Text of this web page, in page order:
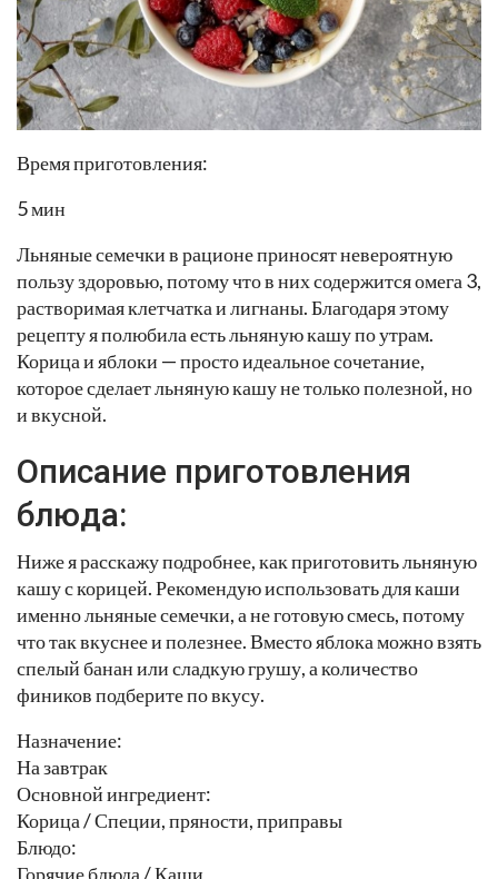
Время приготовления:
5 мин
Льняные семечки в рационе приносят невероятную
пользу здоровью, потому что в них содержится омега 3,
растворимая клетчатка и лигнаны. Благодаря этому
рецепту я полюбила есть льняную кашу по утрам.
Корица и яблоки — просто идеальное сочетание,
которое сделает льняную кашу не только полезной, но
и вкусной.
Описание приготовления
блюда:
Ниже я расскажу подробнее, как приготовить льняную
кашу с корицей. Рекомендую использовать для каши
именно льняные семечки, а не готовую смесь, потому
что так вкуснее и полезнее. Вместо яблока можно взять
спелый банан или сладкую грушу, а количество
фиников подберите по вкусу.
Назначение:
На завтрак
Основной ингредиент:
Корица / Специи, пряности, приправы
Блюдо:
Горячие блюда / Каши